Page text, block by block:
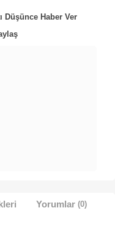
Düşünce Haber Ver
Yorumlar (0)